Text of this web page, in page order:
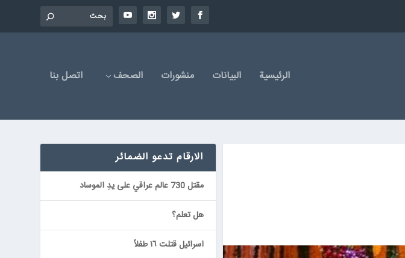
الرئیسیة البیانات منشورات الصحف اتصل بنا
الارقام تدعو الضمائر
مقتل 730 عالم عراقي على يدِ الموساد
هل تعلم؟
اسرائيل قتلت ١٦ طفلاً